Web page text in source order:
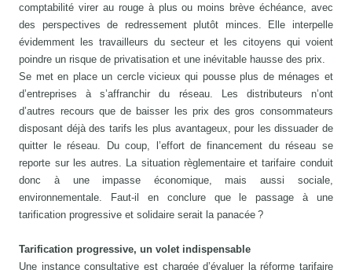
comptabilité virer au rouge à plus ou moins brève échéance, avec
des perspectives de redressement plutôt minces. Elle interpelle
évidemment les travailleurs du secteur et les citoyens qui voient
poindre un risque de privatisation et une inévitable hausse des prix.
Se met en place un cercle vicieux qui pousse plus de ménages et
d’entreprises à s’affranchir du réseau. Les distributeurs n’ont
d’autres recours que de baisser les prix des gros consommateurs
disposant déjà des tarifs les plus avantageux, pour les dissuader de
quitter le réseau. Du coup, l’effort de financement du réseau se
reporte sur les autres. La situation règlementaire et tarifaire conduit
donc à une impasse économique, mais aussi sociale,
environnementale. Faut-il en conclure que le passage à une
tarification progressive et solidaire serait la panacée ?
Tarification progressive, un volet indispensable
Une instance consultative est chargée d’évaluer la réforme tarifaire